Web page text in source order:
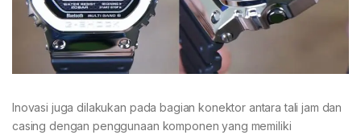
Inovasi juga dilakukan pada bagian konektor antara tali jam dan
casing dengan penggunaan komponen yang memiliki